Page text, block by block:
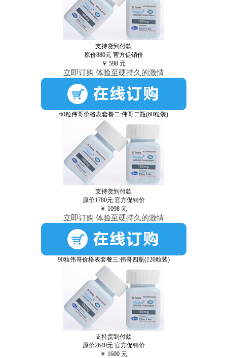
支持货到付款
原价880元 官方促销价
￥ 598 元
立即订购 体验至硬持久的激情
60粒伟哥价格表套餐二:伟哥二瓶(60粒装)
支持货到付款
原价1780元 官方促销价
￥ 1098 元
立即订购 体验至硬持久的激情
90粒伟哥价格表套餐三:伟哥四瓶(120粒装)
支持货到付款
原价2640元 官方促销价
￥ 1600 元